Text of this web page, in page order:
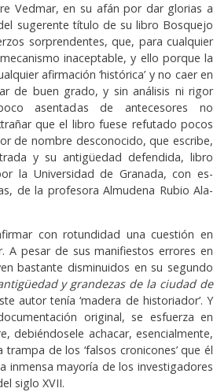
Vedmar, en su afán por dar glorias a
sugerente título de su libro Bos­quejo
sorprendentes, que, para cualquier
inacep­table, y ello porque la
afirmación ‘histórica’ y no caer en
de buen grado, y sin análisis ni rigor
asentadas de antecesores no
que el libro fuese refutado pocos
de nom­bre desconocido, que es­cribe,
y su an­tigüedad defendida, libro
la Universidad de Granada, con es­
de la profesora Almudena Rubio Ala­
con ro­tundidad una cues­­tión en
A pesar de sus ma­ni­fiestos errores en
bas­tante dis­mi­nuidos en su segundo
y grandezas de la ciu­dad de
autor tenía ‘madera de historiador’. Y
original, se esfuerza en
debiéndosele achacar, esencialmente,
de los ‘falsos cronicones’ que él
inmensa mayoría de los investigadores
siglo XVII.